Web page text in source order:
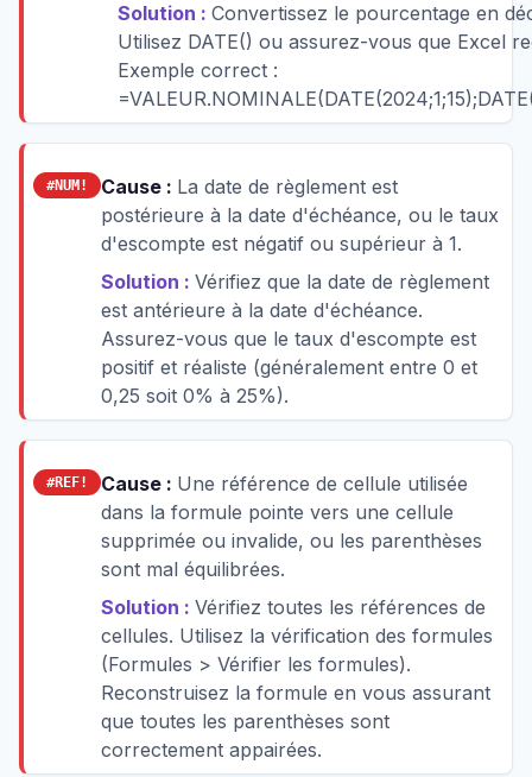
Solution : Convertissez le pourcentage en
Utilisez DATE() ou assurez-vous que Excel
Exemple correct :
#NUM! Cause : La date de règlement est
postérieure à la date d'échéance, ou le taux
d'escompte est négatif ou supérieur à 1.
Solution : Vérifiez que la date de règlement
est antérieure à la date d'échéance.
Assurez-vous que le taux d'escompte est
positif et réaliste (généralement entre 0 et
0,25 soit 0% à 25%).
#REF! Cause : Une référence de cellule utilisée
dans la formule pointe vers une cellule
supprimée ou invalide, ou les parenthèses
sont mal équilibrées.
Solution : Vérifiez toutes les références de
cellules. Utilisez la vérification des formules
(Formules > Vérifier les formules).
Reconstruisez la formule en vous assurant
que toutes les parenthèses sont
correctement appairées.